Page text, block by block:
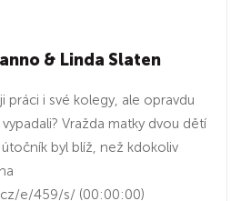
& Linda Slaten
práci i své kolegy, ale opravdu
Vražda matky dvou dětí
byl blíž, než kdokoliv
e/459/s/ (00:00:00)